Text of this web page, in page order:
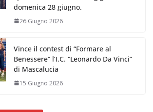
domenica 28 giugno.
26 Giugno 2026
Vince il contest di “Formare al
Benessere” l’I.C. “Leonardo Da Vinci”
di Mascalucia
15 Giugno 2026